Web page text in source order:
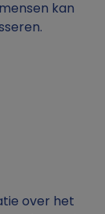
kan
over het